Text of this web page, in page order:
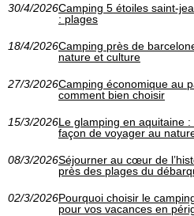
30/4/2026Camping 5 étoiles saint-
: plages
18/4/2026Camping près de
nature et culture
27/3/2026Camping économique au
comment bien choisir
15/3/2026Le glamping en aquitaine
façon de voyager au
08/3/2026Séjourner au cœur de
près des plages du
02/3/2026Pourquoi choisir le
pour vos vacances en